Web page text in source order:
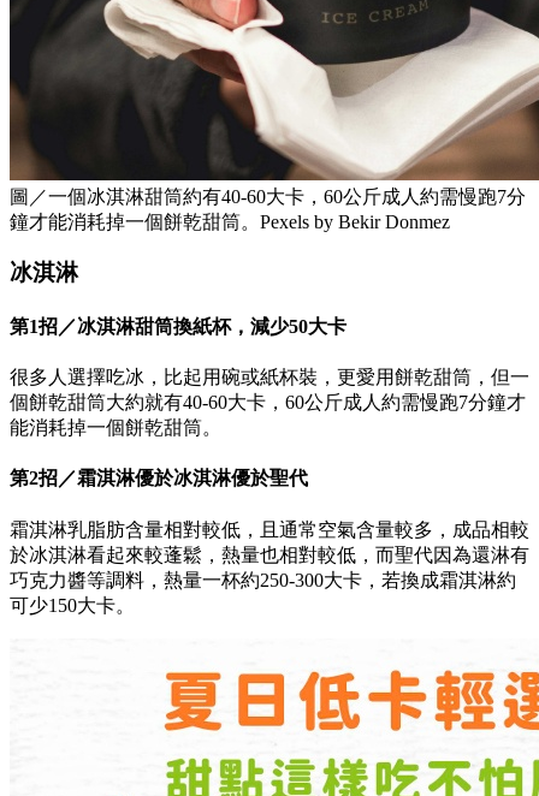
圖／一個冰淇淋甜筒約有40-60大卡，60公斤成人約需慢跑7分
鐘才能消耗掉一個餅乾甜筒。Pexels by Bekir Donmez
冰淇淋
第1招／冰淇淋甜筒換紙杯，減少50大卡
很多人選擇吃冰，比起用碗或紙杯裝，更愛用餅乾甜筒，但一
個餅乾甜筒大約就有40-60大卡，60公斤成人約需慢跑7分鐘才
能消耗掉一個餅乾甜筒。
第2招／霜淇淋優於冰淇淋優於聖代
霜淇淋乳脂肪含量相對較低，且通常空氣含量較多，成品相較
於冰淇淋看起來較蓬鬆，熱量也相對較低，而聖代因為還淋有
巧克力醬等調料，熱量一杯約250-300大卡，若換成霜淇淋約
可少150大卡。